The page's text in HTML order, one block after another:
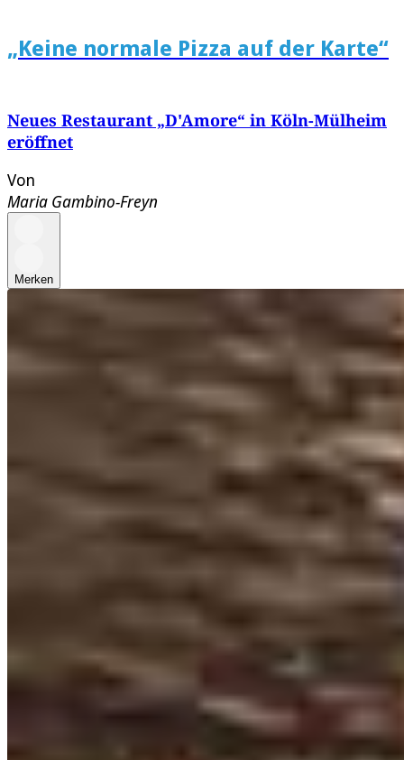
„Keine normale Pizza auf der Karte“
Neues Restaurant „D'Amore“ in Köln-Mülheim
eröffnet
Von
Maria Gambino-Freyn
Merken